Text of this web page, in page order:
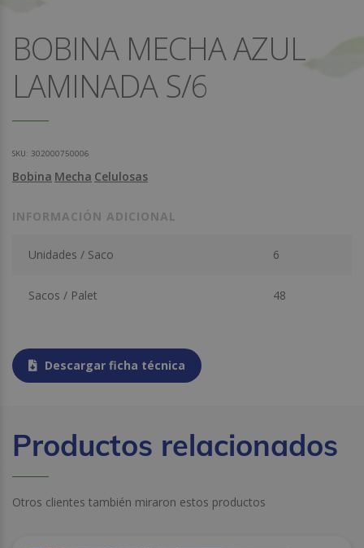
BOBINA MECHA AZUL
LAMINADA S/6
SKU: 302000750006
Bobina Mecha Celulosas
INFORMACIÓN ADICIONAL
Unidades / Saco 6
Sacos / Palet 48
Descargar ficha técnica
Productos relacionados
Otros clientes también miraron estos productos